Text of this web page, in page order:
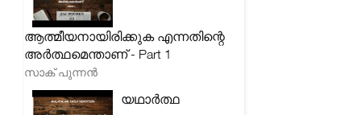
ആത്മീയനായിരിക്കുക എന്നതിന്റെ
അർത്ഥമെന്താണ് - Part 1
സാക് പുന്നൻ
യഥാർത്ഥ